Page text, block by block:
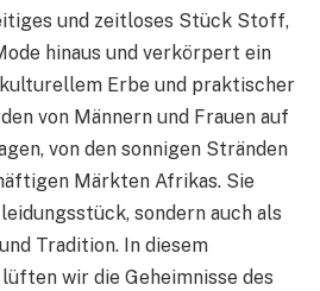
und zeitloses Stück Stoff,
hinaus und verkörpert ein
Erbe und praktischer
von Männern und Frauen auf
von den sonnigen Stränden
Märkten Afrikas. Sie
sondern auch als
Tradition. In diesem
wir die Geheimnisse des